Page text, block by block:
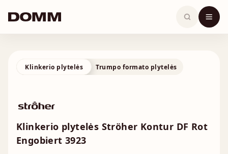
content
Klinkerio plytelės Trumpo formato plytelės
Klinkerio plytelės Ströher Kontur DF Rot
Engobiert 3923